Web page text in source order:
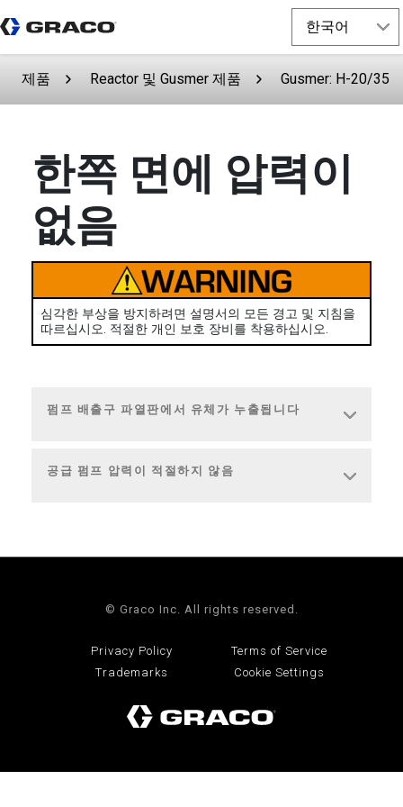
제품 Reactor 및 Gusmer 제품 Gusmer: H-20/35
한쪽 면에 압력이
없음
심각한 부상을 방지하려면 설명서의 모든 경고 및 지침을
따르십시오. 적절한 개인 보호 장비를 착용하십시오.
펌프 배출구 파열판에서 유체가 누출됩니다
공급 펌프 압력이 적절하지 않음
© Graco Inc. All rights reserved.
Privacy Policy
Terms of Service
Trademarks
Cookie Settings